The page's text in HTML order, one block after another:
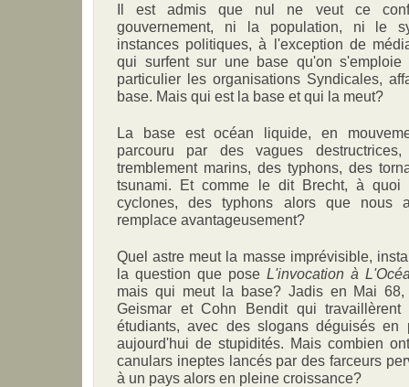
Il est admis que nul ne veut ce
gouvernement, ni la population, ni le
instances politiques, à l'exception de
qui surfent sur une base qu'on
particulier les organisations Syndicales,
base. Mais qui est la base et qui la meut?
La base est océan liquide, en
parcouru par des vagues
tremblement marins, des typhons, des
tsunami. Et comme le dit Brecht, à quoi
cyclones, des typhons alors que nous
remplace avantageusement?
Quel astre meut la masse imprévisible,
la question que pose L'invocation à
mais qui meut la base? Jadis en Mai
Geismar et Cohn Bendit qui
étudiants, avec des slogans déguisés en
aujourd'hui de stupidités. Mais combien
canulars ineptes lancés par des farceurs
à un pays alors en pleine croissance?